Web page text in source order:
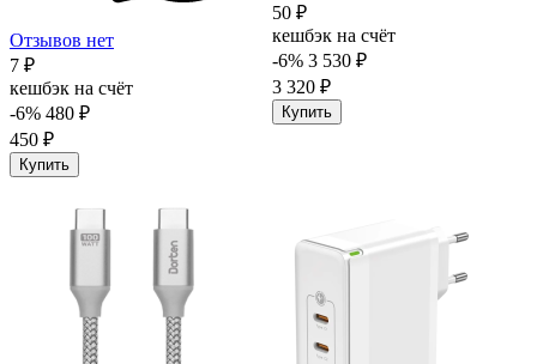
Отзывов нет
7 ₽
кешбэк на счёт
-6% 480 ₽
450 ₽
Купить
50 ₽
кешбэк на счёт
-6% 3 530 ₽
3 320 ₽
Купить